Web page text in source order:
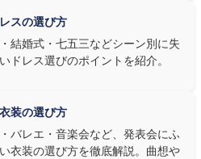
か確認する
がちなのが"動きやすさ"です。ピ
丈感、バイオリンなら弓を動かす
の締め付けがないこと——演奏の
Closetのレンタル衣装は、元ピ
クールでのご使用を前提に厳選し
スの選び方
結婚式・七五三などシーン別に失
ドレス選びのポイントを紹介。
装の選び方
バレエ・音楽会など、発表会にふ
衣装の選び方を徹底解説。曲想や